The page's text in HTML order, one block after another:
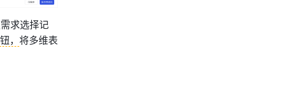
求选择记
， 将多维表